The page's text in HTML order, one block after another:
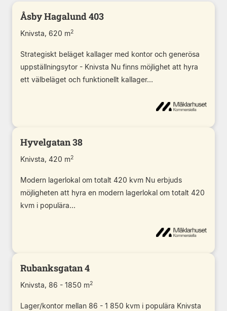
Åsby Hagalund 403
Knivsta, 620 m2
Strategiskt beläget kallager med kontor och generösa
uppställningsytor - Knivsta Nu finns möjlighet att hyra
ett välbeläget och funktionellt kallager...
Hyvelgatan 38
Knivsta, 420 m2
Modern lagerlokal om totalt 420 kvm Nu erbjuds
möjligheten att hyra en modern lagerlokal om totalt 420
kvm i populära...
Rubanksgatan 4
Knivsta, 86 - 1850 m2
Lager/kontor mellan 86 - 1 850 kvm i populära Knivsta